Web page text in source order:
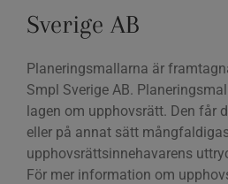
Sverige AB
Planeringsmallarna är
Smpl Sverige AB.
lagen om upphovsrätt. Den får
eller på annat sätt
upphovsrättsinnehavarens
För mer information om